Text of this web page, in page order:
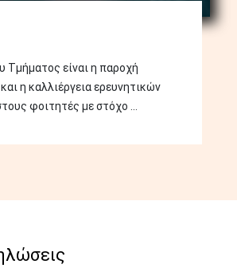
Τμήματος είναι η παροχή
η καλλιέργεια ερευνητικών
φοιτητές με στόχο ...